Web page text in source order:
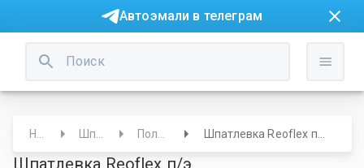
Автоэмали в телеграм
Шпатлевка Reoflex п/э